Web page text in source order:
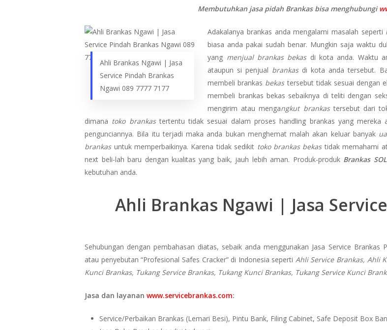
Membutuhkan jasa pidah Brankas bisa menghubungi
Ahli Brankas Ngawi | Jasa
Service Pindah Brankas
Ngawi 089 7777 7177
Adakalanya brankas anda mengalami masalah seperti
biasa anda pakai sudah benar. Mungkin saja waktu
yang menjual brankas bekasdi kota anda. Waktu
ataupun si penjual brankasdi kota anda tersebut.
membeli brankas bekastersebut tidak sesuai dengan
membeli brankas bekas sebaiknya di teliti dengan
mengirim atau mengangkut brankastersebut dari
dimana toko brankastertentu tidak sesuai dalam proses handling brankas yang mereka
pengunciannya. Bila itu terjadi maka anda bukan menghemat malah akan keluar banyak
brankasuntuk memperbaikinya. Karena tidak sedikit toko brankas bekastidak memahami
next beli-lah baru dengan kualitas yang baik, jauh lebih aman. Produk-produk Brankas
kebutuhan anda.
Ahli Brankas Ngawi | Jasa
Sehubungan dengan pembahasan diatas, sebaik anda menggunakan Jasa Service
atau penyebutan “Profesional Safes Cracker” di Indonesia seperti Ahli Service Brankas, Ahli
Kunci Brankas, Tukang Service Brankas, Tukang Kunci Brankas, Tukang Service Kunci
Jasa dan layananwww.servicebrankas.com:
Service/Perbaikan Brankas (Lemari Besi), Pintu Bank, Filing Cabinet, Safe Deposit Box